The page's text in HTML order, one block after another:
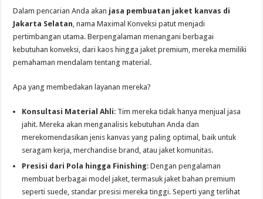
Dalam pencarian Anda akan jasa pembuatan jaket kanvas di
Jakarta Selatan , nama Maximal Konveksi patut menjadi
pertimbangan utama. Berpengalaman menangani berbagai
kebutuhan konveksi, dari kaos hingga jaket premium, mereka memiliki
pemahaman mendalam tentang material.
Apa yang membedakan layanan mereka?
Konsultasi Material Ahli: Tim mereka tidak hanya menjual jasa
jahit. Mereka akan menganalisis kebutuhan Anda dan
merekomendasikan jenis kanvas yang paling optimal, baik untuk
seragam kerja, merchandise brand, atau jaket komunitas.
Presisi dari Pola hingga Finishing: Dengan pengalaman
membuat berbagai model jaket, termasuk jaket bahan premium
seperti suede, standar presisi mereka tinggi. Seperti yang terlihat